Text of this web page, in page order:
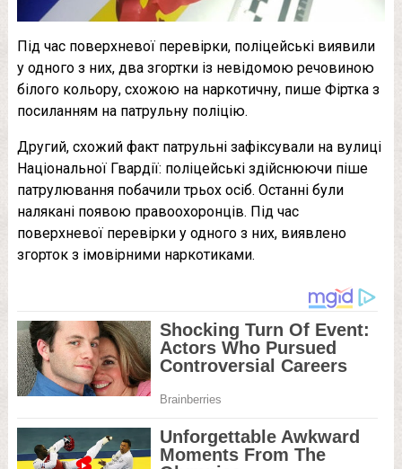
Під час поверхневої перевірки, поліцейські виявили
у одного з них, два згортки із невідомою речовиною
білого кольору, схожою на наркотичну, пише Фіртка з
посиланням на патрульну поліцію.
Другий, схожий факт патрульні зафіксували на вулиці
Національної Гвардії: поліцейські здійснюючи піше
патрулювання побачили трьох осіб. Останні були
налякані появою правоохоронців. Під час
поверхневої перевірки у одного з них, виявлено
згорток з імовірними наркотиками.